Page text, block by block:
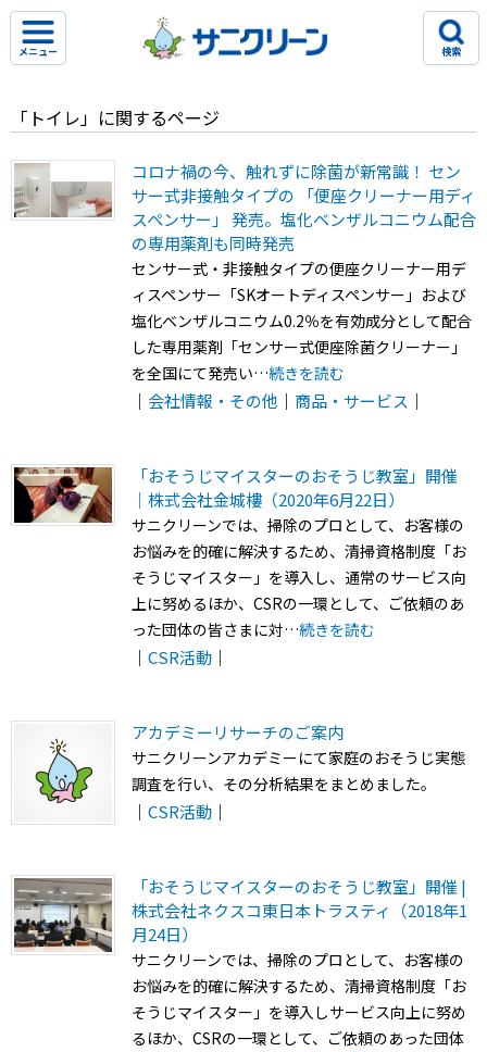
メニュー 検索
「トイレ」に関するページ
コロナ禍の今、触れずに除菌が新常識！ セン
サー式非接触タイプの 「便座クリーナー用ディ
スペンサー」 発売。塩化ベンザルコニウム配合
の専用薬剤も同時発売
センサー式・非接触タイプの便座クリーナー用デ
ィスペンサー「SKオートディスペンサー」および
塩化ベンザルコニウム0.2％を有効成分として配合
した専用薬剤「センサー式便座除菌クリーナー」
を全国にて発売い…続きを読む
｜ 会社情報・その他 ｜ 商品・サービス ｜
「おそうじマイスターのおそうじ教室」開催
｜株式会社金城樓（2020年6月22日）
サニクリーンでは、掃除のプロとして、お客様の
お悩みを的確に解決するため、清掃資格制度「お
そうじマイスター」を導入し、通常のサービス向
上に努めるほか、CSRの一環として、ご依頼のあ
った団体の皆さまに対…続きを読む
｜ CSR活動 ｜
アカデミーリサーチのご案内
サニクリーンアカデミーにて家庭のおそうじ実態
調査を行い、その分析結果をまとめました。
｜ CSR活動 ｜
「おそうじマイスターのおそうじ教室」開催 |
株式会社ネクスコ東日本トラスティ（2018年1
月24日）
サニクリーンでは、掃除のプロとして、お客様の
お悩みを的確に解決するため、清掃資格制度「お
そうじマイスター」を導入しサービス向上に努め
るほか、CSRの一環として、ご依頼のあった団体